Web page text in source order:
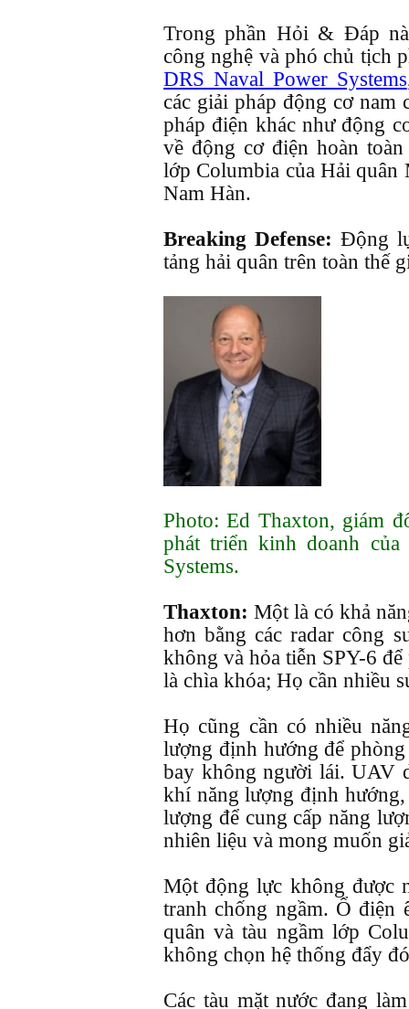
Trong phần Hỏi & Đáp
công nghệ và phó chủ tịch
DRS Naval Power Systems
các giải pháp động cơ nam
pháp điện khác như động
về động cơ điện hoàn
lớp Columbia của Hải
Nam Hàn.
Breaking Defense: Động
tảng hải quân trên toàn thế
Photo: Ed Thaxton, giám
phát triển kinh doanh của
Systems.
Thaxton: Một là có khả
hơn bằng các radar công
không và hỏa tiễn SPY-6
là chìa khóa; Họ cần nhiều
Họ cũng cần có nhiều
lượng định hướng để
bay không người lái. UAV
khí năng lượng định
lượng để cung cấp năng
nhiên liệu và mong muốn
Một động lực không được
tranh chống ngầm. Ổ điện
quân và tàu ngầm lớp
không chọn hệ thống đẩy
Các tàu mặt nước đang